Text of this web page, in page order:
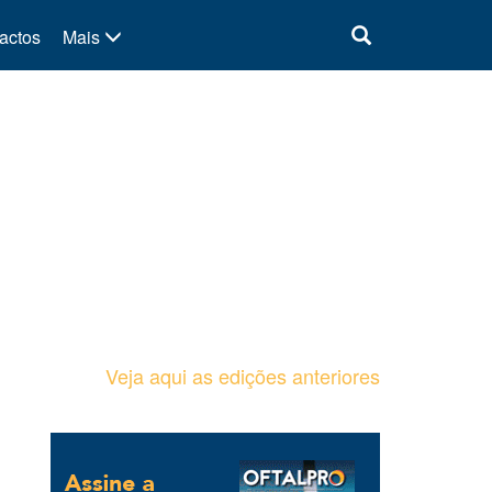
Mais
Veja aqui as edições anteriores